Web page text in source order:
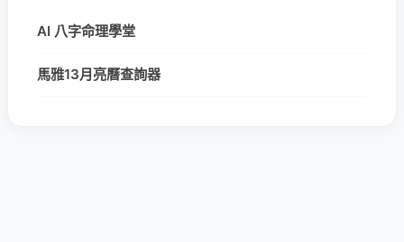
AI 八字命理學堂
馬雅13月亮曆查詢器